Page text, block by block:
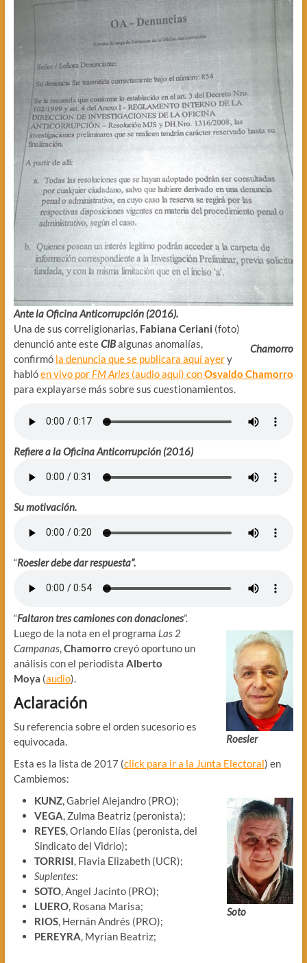
Ante la Oficina Anticorrupción (2016).
Chamorro
Una de sus correligionarias, Fabiana Ceriani (foto)
denunció ante esteCIBalgunas anomalías,
confirmó la denuncia que se publicara aquí ayery
hablóen vivo por FM Aries (audio aquí) conOsvaldo Chamorro
para explayarse más sobre sus cuestionamientos.
Refiere a la Oficina Anticorrupción (2016)
Su motivación.
“Roesler debe dar respuesta”.
“Faltaron tres camiones con donaciones”.
Roesler
Luego de la nota en el programa Las 2
Campanas, Chamorro creyó oportuno un
análisis con el periodista Alberto
Moya (audio).
Aclaración
Su referencia sobre el orden sucesorio es
equivocada.
Esta es la lista de 2017 (click para ir a la Junta Electoral) en
Cambiemos:
Soto
KUNZ, Gabriel Alejandro (PRO);
VEGA , Zulma Beatriz (peronista);
REYES, Orlando Elías (peronista, del
Sindicato del Vidrio);
TORRISI , Flavia Elizabeth (UCR);
Suplentes:
SOTO, Angel Jacinto (PRO);
LUERO, Rosana Marisa;
RIOS, Hernán Andrés (PRO);
PEREYRA , Myrian Beatriz;